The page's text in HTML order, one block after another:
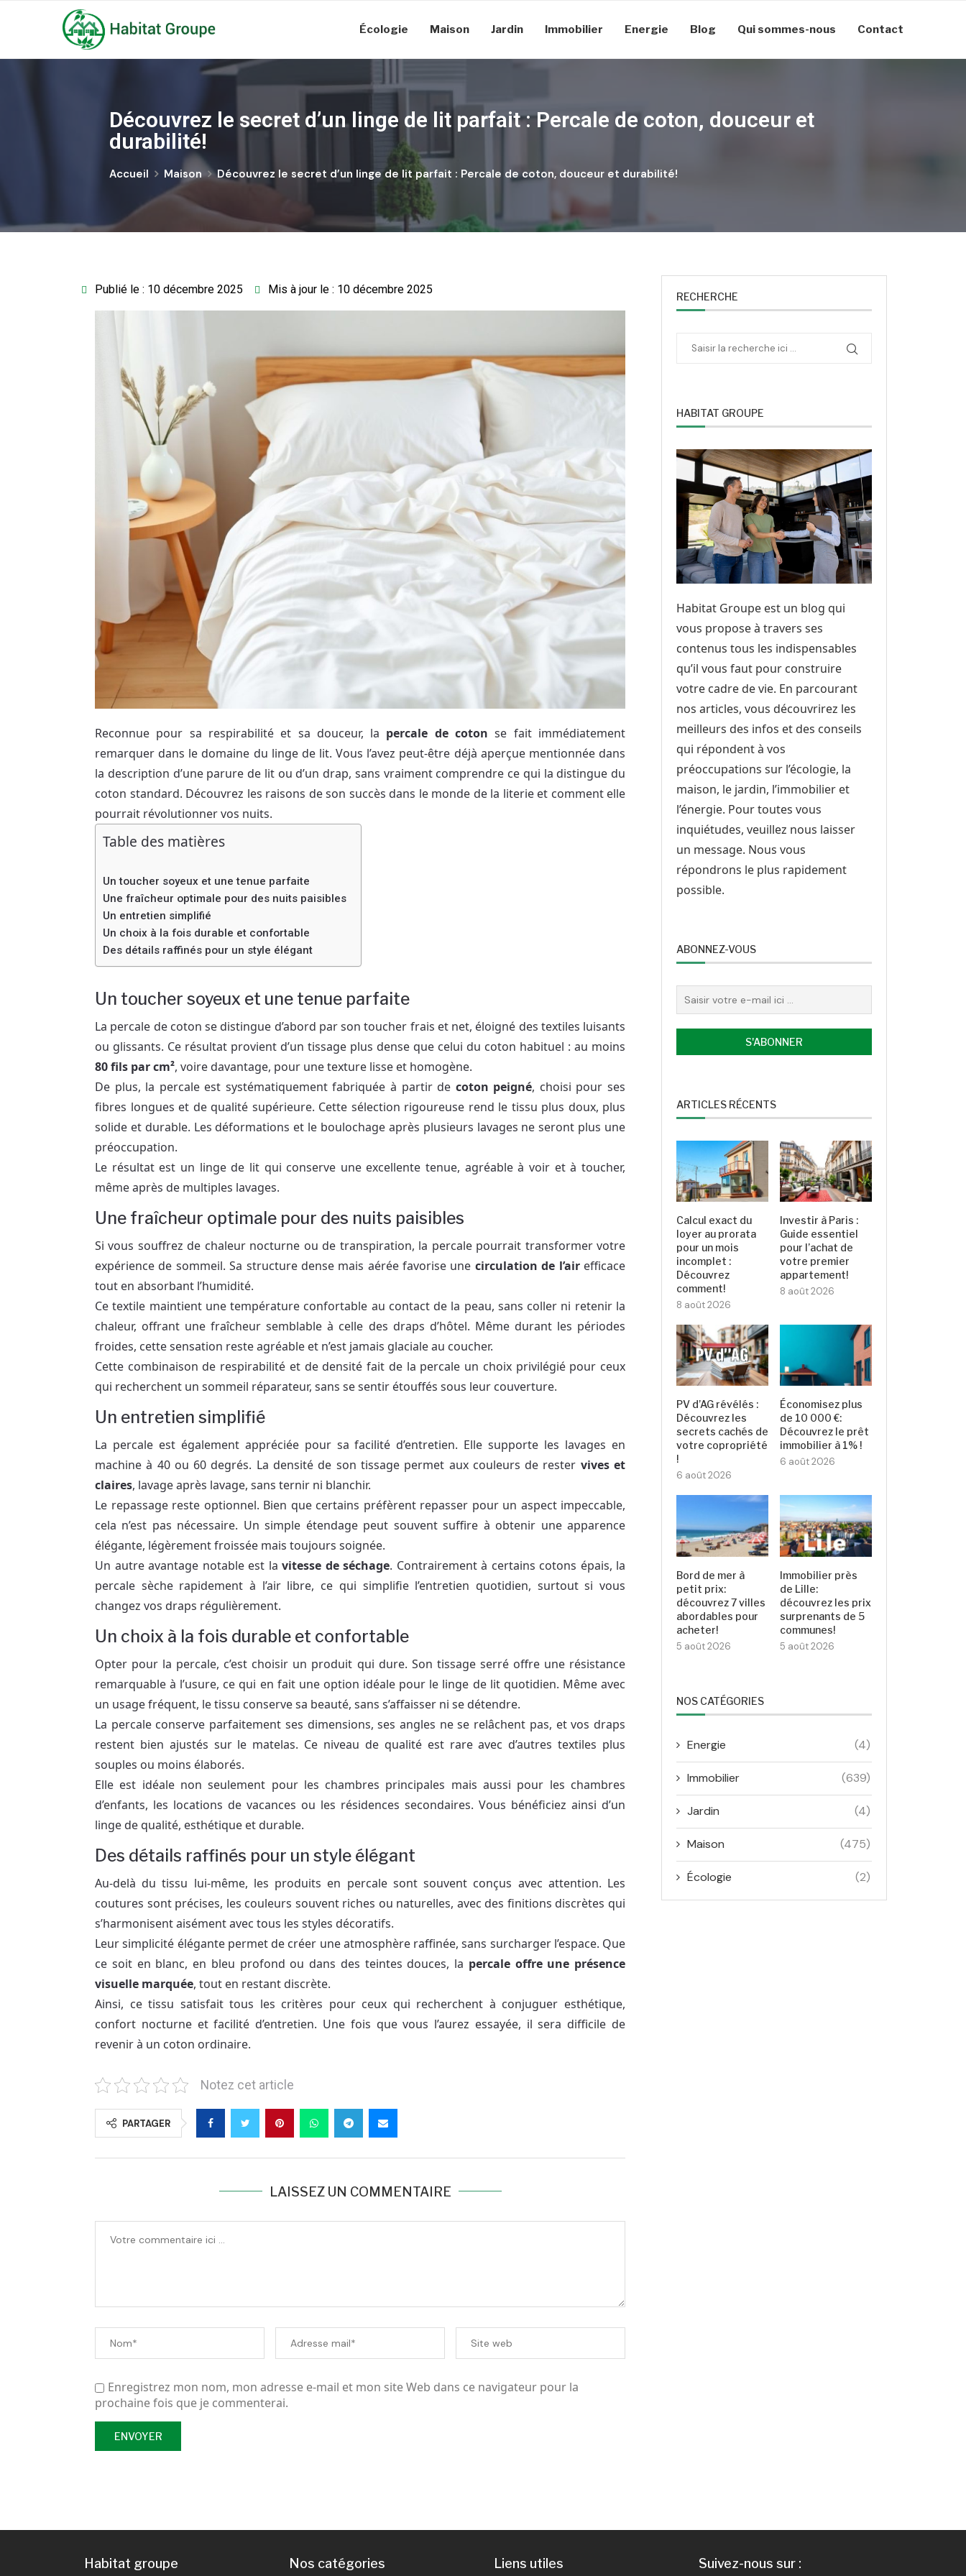
Écologie Maison Jardin Immobilier Energie Blog Qui sommes-nous Contact
Découvrez le secret d’un linge de lit parfait : Percale de coton, douceur et
durabilité!
Accueil Maison Découvrez le secret d’un linge de lit parfait : Percale de coton, douceur et durabilité!
Publié le : 10 décembre 2025 Mis à jour le : 10 décembre 2025
Reconnue pour sa respirabilité et sa douceur, la percale de coton se fait immédiatement
remarquer dans le domaine du linge de lit. Vous l’avez peut-être déjà aperçue mentionnée dans
la description d’une parure de lit ou d’un drap, sans vraiment comprendre ce qui la distingue du
coton standard. Découvrez les raisons de son succès dans le monde de la literie et comment elle
pourrait révolutionner vos nuits.
Table des matières
Un toucher soyeux et une tenue parfaite
Une fraîcheur optimale pour des nuits paisibles
Un entretien simplifié
Un choix à la fois durable et confortable
Des détails raffinés pour un style élégant
Un toucher soyeux et une tenue parfaite
La percale de coton se distingue d’abord par son toucher frais et net, éloigné des textiles luisants
ou glissants. Ce résultat provient d’un tissage plus dense que celui du coton habituel : au moins
80 fils par cm², voire davantage, pour une texture lisse et homogène.
De plus, la percale est systématiquement fabriquée à partir de coton peigné, choisi pour ses
fibres longues et de qualité supérieure. Cette sélection rigoureuse rend le tissu plus doux, plus
solide et durable. Les déformations et le boulochage après plusieurs lavages ne seront plus une
préoccupation.
Le résultat est un linge de lit qui conserve une excellente tenue, agréable à voir et à toucher,
même après de multiples lavages.
Une fraîcheur optimale pour des nuits paisibles
Si vous souffrez de chaleur nocturne ou de transpiration, la percale pourrait transformer votre
expérience de sommeil. Sa structure dense mais aérée favorise une circulation de l’airefficace
tout en absorbant l’humidité.
Ce textile maintient une température confortable au contact de la peau, sans coller ni retenir la
chaleur, offrant une fraîcheur semblable à celle des draps d’hôtel. Même durant les périodes
froides, cette sensation reste agréable et n’est jamais glaciale au coucher.
Cette combinaison de respirabilité et de densité fait de la percale un choix privilégié pour ceux
qui recherchent un sommeil réparateur, sans se sentir étouffés sous leur couverture.
Un entretien simplifié
La percale est également appréciée pour sa facilité d’entretien. Elle supporte les lavages en
machine à 40 ou 60 degrés. La densité de son tissage permet aux couleurs de rester vives et
claires, lavage après lavage, sans ternir ni blanchir.
Le repassage reste optionnel. Bien que certains préfèrent repasser pour un aspect impeccable,
cela n’est pas nécessaire. Un simple étendage peut souvent suffire à obtenir une apparence
élégante, légèrement froissée mais toujours soignée.
Un autre avantage notable est la vitesse de séchage. Contrairement à certains cotons épais, la
percale sèche rapidement à l’air libre, ce qui simplifie l’entretien quotidien, surtout si vous
changez vos draps régulièrement.
Un choix à la fois durable et confortable
Opter pour la percale, c’est choisir un produit qui dure. Son tissage serré offre une résistance
remarquable à l’usure, ce qui en fait une option idéale pour le linge de lit quotidien. Même avec
un usage fréquent, le tissu conserve sa beauté, sans s’affaisser ni se détendre.
La percale conserve parfaitement ses dimensions, ses angles ne se relâchent pas, et vos draps
restent bien ajustés sur le matelas. Ce niveau de qualité est rare avec d’autres textiles plus
souples ou moins élaborés.
Elle est idéale non seulement pour les chambres principales mais aussi pour les chambres
d’enfants, les locations de vacances ou les résidences secondaires. Vous bénéficiez ainsi d’un
linge de qualité, esthétique et durable.
Des détails raffinés pour un style élégant
Au-delà du tissu lui-même, les produits en percale sont souvent conçus avec attention. Les
coutures sont précises, les couleurs souvent riches ou naturelles, avec des finitions discrètes qui
s’harmonisent aisément avec tous les styles décoratifs.
Leur simplicité élégante permet de créer une atmosphère raffinée, sans surcharger l’espace. Que
ce soit en blanc, en bleu profond ou dans des teintes douces, la percale offre une présence
visuelle marquée, tout en restant discrète.
Ainsi, ce tissu satisfait tous les critères pour ceux qui recherchent à conjuguer esthétique,
confort nocturne et facilité d’entretien. Une fois que vous l’aurez essayée, il sera difficile de
revenir à un coton ordinaire.
Notez cet article
PARTAGER
LAISSEZ UN COMMENTAIRE
Enregistrez mon nom, mon adresse e-mail et mon site Web dans ce navigateur pour la
prochaine fois que je commenterai.
RECHERCHE
HABITAT GROUPE
Habitat Groupe est un blog qui
vous propose à travers ses
contenus tous les indispensables
qu’il vous faut pour construire
votre cadre de vie. En parcourant
nos articles, vous découvrirez les
meilleurs des infos et des conseils
qui répondent à vos
préoccupations sur l’écologie, la
maison, le jardin, l’immobilier et
l’énergie. Pour toutes vous
inquiétudes, veuillez nous laisser
un message. Nous vous
répondrons le plus rapidement
possible.
ABONNEZ-VOUS
ARTICLES RÉCENTS
Calcul exact du
loyer au prorata
pour un mois
incomplet :
Découvrez
comment!
8 août 2026
Investir à Paris :
Guide essentiel
pour l’achat de
votre premier
appartement!
8 août 2026
PV d’AG révélés :
Découvrez les
secrets cachés de
votre copropriété
!
6 août 2026
Économisez plus
de 10 000 €:
Découvrez le prêt
immobilier à 1% !
6 août 2026
Bord de mer à
petit prix:
découvrez 7 villes
abordables pour
acheter!
5 août 2026
Immobilier près
de Lille:
découvrez les prix
surprenants de 5
communes!
5 août 2026
NOS CATÉGORIES
Energie (4)
Immobilier (639)
Jardin (4)
Maison (475)
Écologie (2)
Habitat groupe Nos catégories Liens utiles Suivez-nous sur :